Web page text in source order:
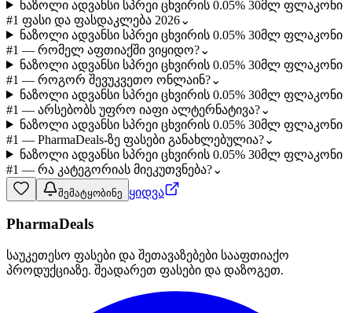
ნაზოლი ადვანსი სპრეი ცხვირის 0.05% 30მლ ფლაკონი
#1 ფასი და ფასდაკლება 2026⌄
ნაზოლი ადვანსი სპრეი ცხვირის 0.05% 30მლ ფლაკონი
#1 — რომელ აფთიაქში ვიყიდო?⌄
ნაზოლი ადვანსი სპრეი ცხვირის 0.05% 30მლ ფლაკონი
#1 — როგორ შევუკვეთო ონლაინ?⌄
ნაზოლი ადვანსი სპრეი ცხვირის 0.05% 30მლ ფლაკონი
#1 — არსებობს უფრო იაფი ალტერნატივა?⌄
ნაზოლი ადვანსი სპრეი ცხვირის 0.05% 30მლ ფლაკონი
#1 — PharmaDeals-ზე ფასები განახლებულია?⌄
ნაზოლი ადვანსი სპრეი ცხვირის 0.05% 30მლ ფლაკონი
#1 — რა კატეგორიას მიეკუთვნება?⌄
შემატყობინე ყიდვა
PharmaDeals
საუკეთესო ფასები და შეთავაზებები სააფთიაქო
პროდუქციაზე. შეადარეთ ფასები და დაზოგეთ.